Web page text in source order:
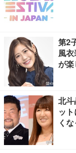
第2
風
が
北
ッ
く